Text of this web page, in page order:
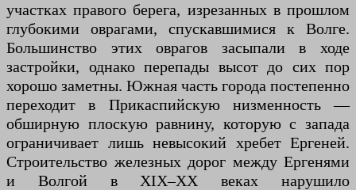
участках правого берега, изрезанных в прошлом
глубокими оврагами, спускавшимися к Волге.
Большинство этих оврагов засыпали в ходе
застройки, однако перепады высот до сих пор
хорошо заметны. Южная часть города постепенно
переходит в Прикаспийскую низменность —
обширную плоскую равнину, которую с запада
ограничивает лишь невысокий хребет Ергеней.
Строительство железных дорог между Ергенями
и Волгой в XIX–XX веках нарушило